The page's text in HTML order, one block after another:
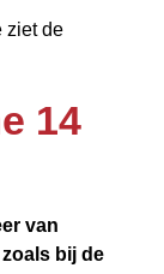
ziet de
14
van
bij de